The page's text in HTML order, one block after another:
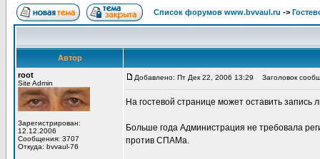
Список форумов www.bvvaul.ru ->
Автор
root
Site Admin
Зарегистрирован:
12.12.2006
Сообщения: 3707
Откуда: bvvaul-76
Добавлено: Пт Дек 22, 2006 13:29 Заголовок
На гостевой странице может оставить
Больше года Администрация не требовала
против СПАМа.